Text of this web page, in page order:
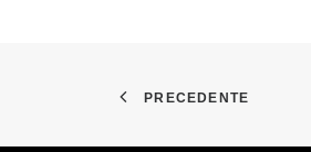
PRECEDENTE